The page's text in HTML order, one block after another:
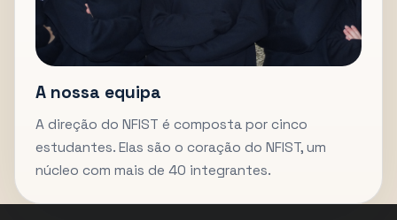
A nossa equipa
A direção do NFIST é composta por cinco
estudantes. Elas são o coração do NFIST, um
núcleo com mais de 40 integrantes.